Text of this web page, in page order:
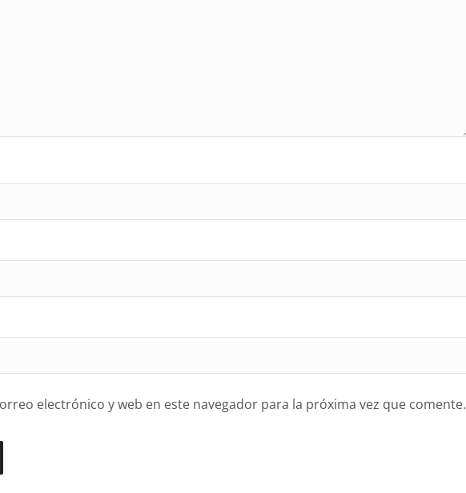
electrónico y web en este navegador para la próxima vez que comente.